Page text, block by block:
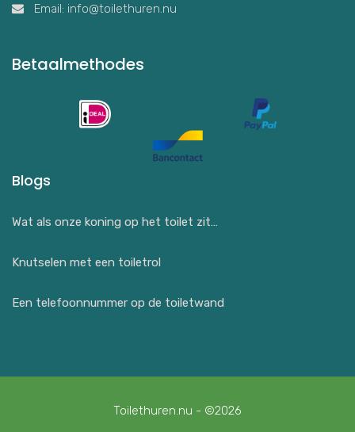
Email: info@toilethuren.nu
Betaalmethodes
Blogs
Wat als onze koning op het toilet zit…
Knutselen met een toiletrol
Een telefoonnummer op de toiletwand
Toilethuren.nu - ©2026